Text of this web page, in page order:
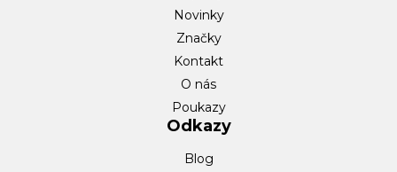
Novinky
Značky
Kontakt
O nás
Poukazy
Odkazy
Blog